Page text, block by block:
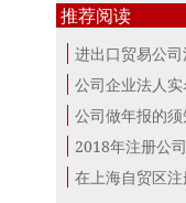
推荐阅读
进出口贸易公
公司企业法人
公司做年报的
2018年注册公